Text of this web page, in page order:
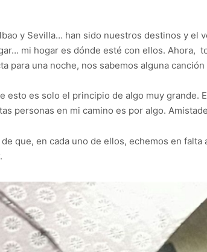
y Sevilla… han sido nuestros destinos y
mi hogar es dónde esté con ellos. Ahora,
para una noche, nos sabemos alguna canción
esto es solo el principio de algo muy
personas en mi camino es por algo.
que, en cada uno de ellos, echemos en